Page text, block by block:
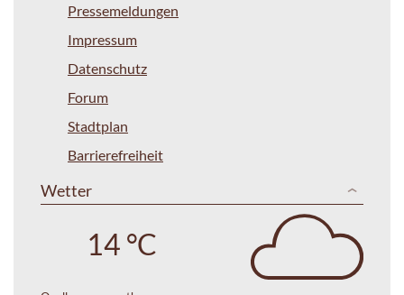
Pressemeldungen
Impressum
Datenschutz
Forum
Stadtplan
Barrierefreiheit
Wetter
14 °C